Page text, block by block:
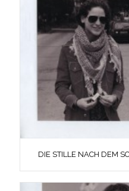
DIE STILLE NACH DEM